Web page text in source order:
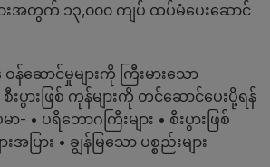
ားအတွက် ၁၃,၀၀၀ ကျပ် ထပ်မံပေးဆောင်
ဝန်ဆောင်မှုများကို ကြီးမားသော
စီးပွားဖြစ် ကုန်များကို တင်ဆောင်ပေးပို့ရန်
- • ပရိဘောဂကြီးများ • စီးပွားဖြစ်
ပြား • ချွန်မြသော ပစ္စည်းများ